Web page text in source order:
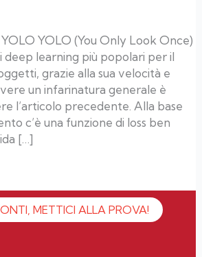
YOLO YOLO (You Only Look Once)
deep learning più popolari per il
grazie alla sua velocità e
un infarinatura generale è
l’articolo precedente. Alla base
c’è una funzione di loss ben
[…]
METTICI ALLA PROVA!